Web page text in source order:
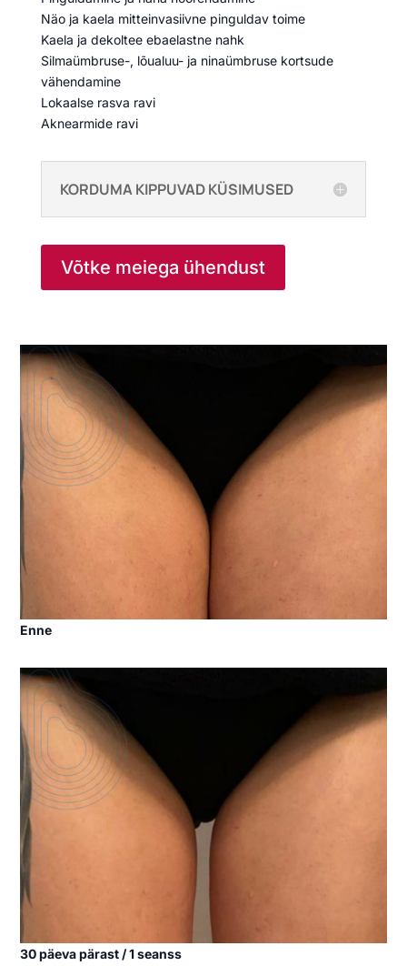
Näo ja kaela mitteinvasiivne pinguldav toime
Kaela ja dekoltee ebaelastne nahk
Silmaümbruse-, lõualuu- ja ninaümbruse kortsude
vähendamine
Lokaalse rasva ravi
Aknearmide ravi
KORDUMA KIPPUVAD KÜSIMUSED
Võtke meiega ühendust
Enne
30 päeva pärast / 1 seanss